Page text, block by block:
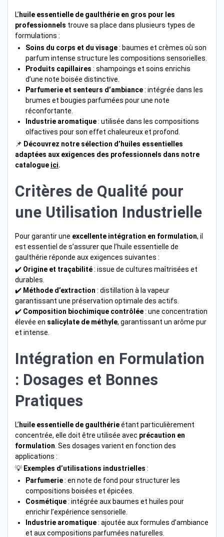
L’ huile essentielle de gaulthérie en gros pour les
professionnels trouve sa place dans plusieurs types de
formulations :
Soins du corps et du visage: baumes et crèmes où son
parfum intense structure les compositions sensorielles.
Produits capillaires : shampoings et soins enrichis
d’une note boisée distinctive.
Parfumerie et senteurs d’ambiance: intégrée dans les
brumes et bougies parfumées pour une note
réconfortante.
Industrie aromatique: utilisée dans les compositions
olfactives pour son effet chaleureux et profond.
📌 Découvrez notre sélection d’huiles essentielles
adaptées aux exigences des professionnels dans notre
catalogue ici.
Critères de Qualité pour
une Utilisation Industrielle
Pour garantir une excellente intégration en formulation, il
est essentiel de s’assurer que l’huile essentielle de
gaulthérie réponde aux exigences suivantes :
✔️ Origine et traçabilité: issue de cultures maîtrisées et
durables.
✔️ Méthode d’extraction : distillation à la vapeur
garantissant une préservation optimale des actifs.
✔️ Composition biochimique contrôlée: une concentration
élevée en salicylate de méthyle, garantissant un arôme pur
et intense.
Intégration en Formulation
: Dosages et Bonnes
Pratiques
L’ huile essentielle de gaulthérieétant particulièrement
concentrée, elle doit être utilisée avec précaution en
formulation . Ses dosages varient en fonction des
applications :
💡 Exemples d’utilisations industrielles :
Parfumerie: en note de fond pour structurer les
compositions boisées et épicées.
Cosmétique: intégrée aux baumes et huiles pour
enrichir l’expérience sensorielle.
Industrie aromatique: ajoutée aux formules d’ambiance
et aux compositions parfumées naturelles.